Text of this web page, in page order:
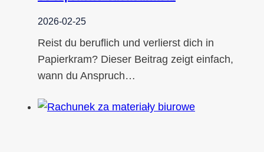
2026-02-25
Reist du beruflich und verlierst dich in
Papierkram? Dieser Beitrag zeigt einfach,
wann du Anspruch…